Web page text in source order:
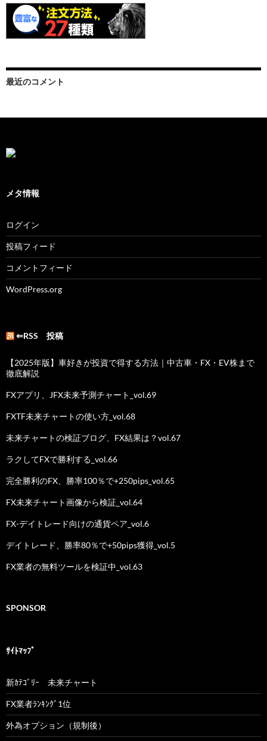
最近のコメント
メタ情報
ログイン
投稿フィード
コメントフィード
WordPress.org
⇐RSS 投稿
【2025年版】車好きが投資で得する方法｜中古車・FX・EV株まで
徹底解説
FXアプリ、JFX未来予測チャート_vol.69
FXTF未来チャートの使い方_vol.68
未来チャートの検証ブログ、FX結果は？vol.67
ラクしてFXで勝利する_vol.66
完全勝利のFX、勝率100％で+250pips_vol.65
FX未来チャート画像から検証_vol.64
FX-デイトレード向けの通貨ペア_vol.6
デイトレード、勝率80％で+50pips獲得_vol.5
FX業者の無料ツールを検証中_vol.63
SPONSOR
ｻｲﾄﾏｯﾌﾟ
新ｶﾃｺﾞﾘｰ 未来チャート
FX業者ﾗﾝｷﾝｸﾞ1位
外為オプション（規制後）